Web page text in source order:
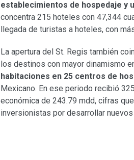
establecimientos de hospedaje y
concentra 215 hoteles con 47,344
llegada de turistas a hoteles, con
La apertura del St. Regis también
los destinos con mayor dinamismo
habitaciones en 25 centros de
Mexicano. En ese periodo recibió
económica de 243.79 mdd, cifras
inversionistas por desarrollar